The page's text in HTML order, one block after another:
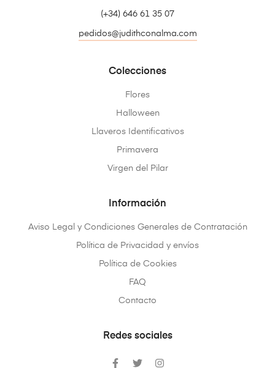
(+34) 646 61 35 07
pedidos@judithconalma.com
Colecciones
Flores
Halloween
Llaveros Identificativos
Primavera
Virgen del Pilar
Información
Aviso Legal y Condiciones Generales de Contratación
Política de Privacidad y envíos
Política de Cookies
FAQ
Contacto
Redes sociales